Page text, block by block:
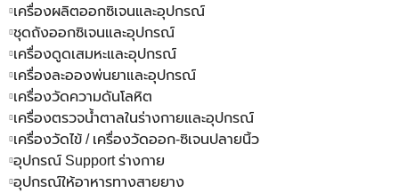
เครื่องผลิตออกซิเจนและอุปกรณ์
ชุดถังออกซิเจนและอุปกรณ์
เครื่องดูดเสมหะและอุปกรณ์
เครื่องละอองพ่นยาและอุปกรณ์
เครื่องวัดความดันโลหิต
เครื่องตรวจน้ำตาลในร่างกายและอุปกรณ์
เครื่องวัดไข้ / เครื่องวัดออก-ซิเจนปลายนิ้ว
อุปกรณ์ Support ร่างกาย
อุปกรณ์ให้อาหารทางสายยาง